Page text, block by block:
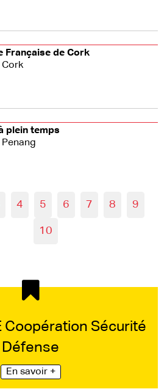
Française de Cork
Cork
plein temps
4 5 6 7 8 9
10
Coopération Sécurité
Défense
En savoir +